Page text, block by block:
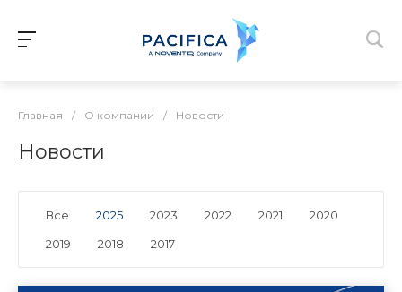
Главная / О компании / Новости
Новости
Все 2025 2023 2022 2021
2020
2019
2018 2017